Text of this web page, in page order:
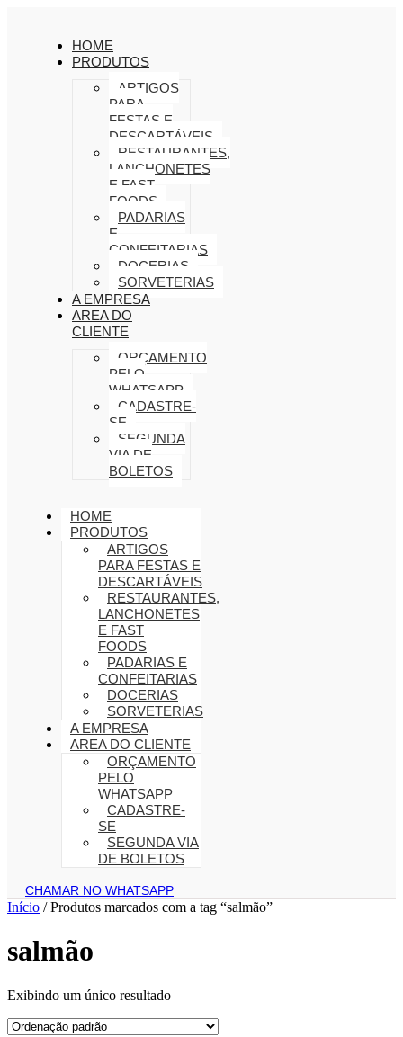
HOME
PRODUTOS
ARTIGOS
PARA
FESTAS E
DESCARTÁVEIS
RESTAURANTES,
LANCHONETES
E FAST
FOODS
PADARIAS
E
CONFEITARIAS
DOCERIAS
SORVETERIAS
A EMPRESA
AREA DO
CLIENTE
ORÇAMENTO
PELO
WHATSAPP
CADASTRE-
SE
SEGUNDA
VIA DE
BOLETOS
HOME
PRODUTOS
ARTIGOS
PARA FESTAS E
DESCARTÁVEIS
RESTAURANTES,
LANCHONETES
E FAST
FOODS
PADARIAS E
CONFEITARIAS
DOCERIAS
SORVETERIAS
A EMPRESA
AREA DO CLIENTE
ORÇAMENTO
PELO
WHATSAPP
CADASTRE-
SE
SEGUNDA VIA
DE BOLETOS
CHAMAR NO WHATSAPP
Início / Produtos marcados com a tag “salmão”
salmão
Exibindo um único resultado